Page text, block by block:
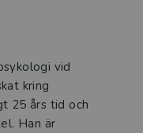
vid
kring
25 års tid och
Han är